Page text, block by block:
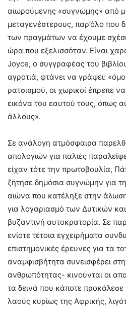
αιωρούμενης «συγνώμης» από
μεταγενέστερους, παρ’όλο που
των πραγμάτων να έχουμε
ώρα που εξελισσόταν. Είναι
Joyce, ο συγγραφέας του
αγροτιά, φτάνει να γράψει:
ρατσισμού, οι χωρικοί έπρεπε
εικόνα του εαυτού τους, όπως
άλλους».
Σε ανάλογη ατμόσφαιρα
απολογιών για παλιές
είχαν τότε την πρωτοβουλία,
ζήτησε δημόσια συγνώμην για
αιώνα που κατέληξε στην
για λογαριασμό των Δυτικών
βυζαντινή αυτοκρατορία. Σε
ενίοτε τέτοια εγχειρήματα
επιστημονικές έρευνες για τα
αναμφισβήτητα συνεισφέρει
ανθρωπότητας- κινούνται οι
τα δεινά που κάποτε προκάλεσε
λαούς κυρίως της Αφρικής,